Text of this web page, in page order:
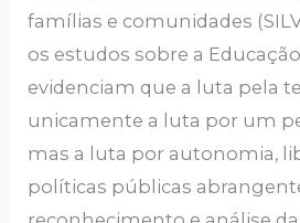
famílias e comunidades
os estudos sobre a
evidenciam que a luta pela
unicamente a luta por um
mas a luta por autonomia,
políticas públicas